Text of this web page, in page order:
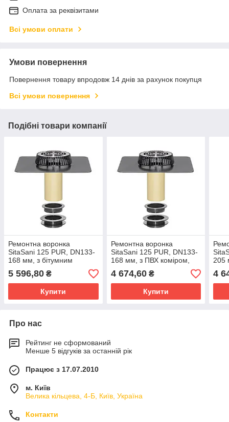
Оплата за реквізитами
Всі умови оплати
Умови повернення
Повернення товару впродовж 14 днів за рахунок покупця
Всі умови повернення
Подібні товари компанії
Ремонтна воронка
SitaSani 125 PUR, DN133-
168 мм, з бітумним
коміром, довжина труби
550 мм
5 596,80 ₴
Купити
Ремонтна воронка
SitaSani 125 PUR, DN133-
168 мм, з ПВХ коміром,
довжина труби 250 мм
4 674,60₴
Купити
205
200
4
Про нас
Рейтинг не сформований
Менше 5 відгуків за останній рік
Працює з 17.07.2010
м. Київ
Велика кільцева, 4-Б, Київ, Україна
Контакти